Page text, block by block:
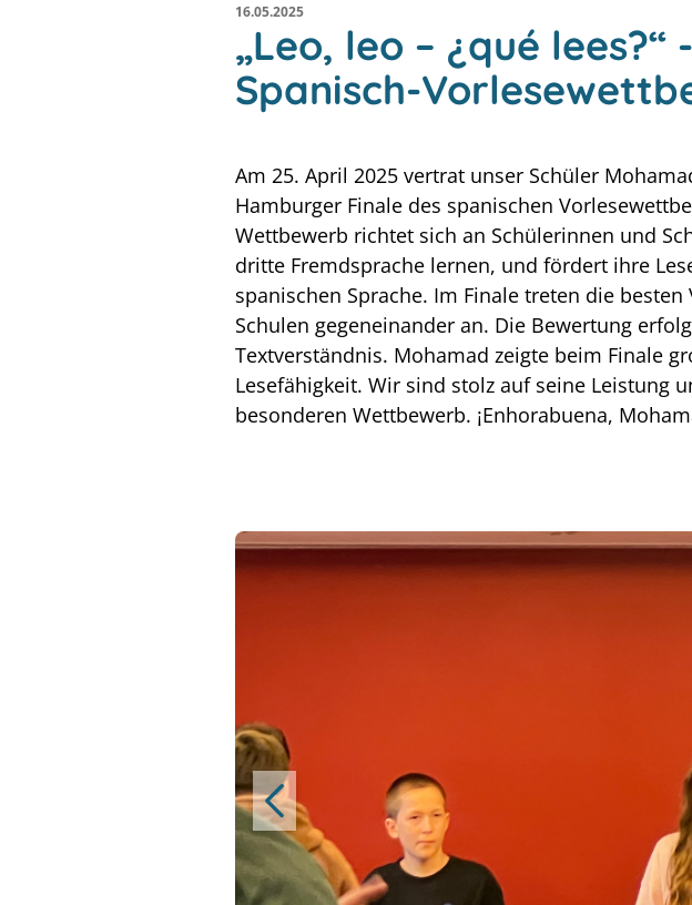
16.05.2025
„Leo, leo – ¿qué
Spanisch-
Am 25. April 2025 vertrat unser Schüler
Hamburger Finale des spanischen
Wettbewerb richtet sich an Schülerinnen und
dritte Fremdsprache lernen, und fördert ihre
spanischen Sprache. Im Finale treten die
Schulen gegeneinander an. Die Bewertung
Textverständnis. Mohamad zeigte beim Finale
Lesefähigkeit. Wir sind stolz auf seine Leistung
besonderen Wettbewerb. ¡Enhorabuena,